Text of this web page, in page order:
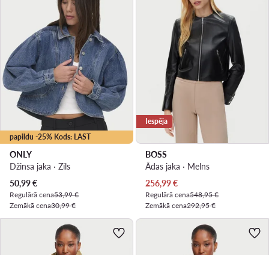
papildu -25% Kods: LAST
ONLY
Džinsa jaka · Zils
Pašreizējā cena
50,99€
Regulārā cena53,99 €
Zemākā cena30,99 €
Iespēja
BOSS
Ādas jaka · Melns
Pašreizējā cena
256,99€
Regulārā cena548,95 €
Zemākā cena292,95 €